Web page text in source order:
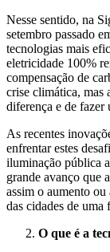
Nesse sentido, na
setembro passado
tecnologias mais
eletricidade 100%
compensação de
crise climática, mas
diferença e de fazer
As recentes
enfrentar estes
iluminação pública
grande avanço que
assim o aumento
das cidades de uma
O que é a